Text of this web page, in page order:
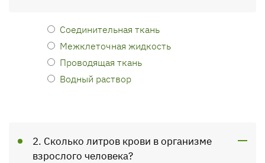
Соединительная ткань
Межклеточная жидкость
Проводящая ткань
Водный раствор
2. Сколько литров крови в организме
взрослого человека?